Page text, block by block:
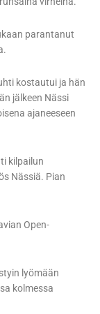
parantanut
kostautui ja hän
jälkeen Nässi
ajaneeseen
kilpailun
Nässiä. Pian
Open-
lyömään
kolmessa